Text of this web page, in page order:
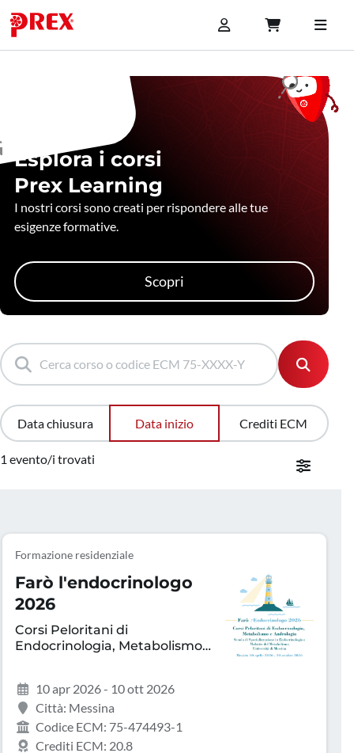
Esplora i corsi
Prex Learning
I nostri corsi sono creati per rispondere alle tue
esigenze formative.
Scopri
Data chiusura Data inizio Crediti ECM
1 evento/i trovati
Formazione residenziale
Farò l'endocrinologo
2026
Corsi Peloritani di
Endocrinologia, Metabolismo
10 apr 2026 - 10 ott 2026
Città: Messina
Codice ECM: 75-474493-1
Crediti ECM: 20.8